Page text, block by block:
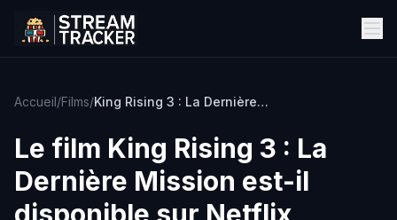
Accueil/Films/ King Rising 3 : La Dernière Mission
Le film King Rising 3 : La
Dernière Mission est-il